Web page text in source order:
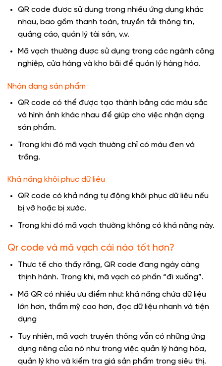
QR code được sử dụng trong nhiều ứng dụng khác
nhau, bao gồm thanh toán, truyền tải thông tin,
quảng cáo, quản lý tài sản, v.v.
Mã vạch thường được sử dụng trong các ngành công
nghiệp, cửa hàng và kho bãi để quản lý hàng hóa.
Nhận dạng sản phẩm
QR code có thể được tạo thành bằng các màu sắc
và hình ảnh khác nhau để giúp cho việc nhận dạng
sản phẩm.
Trong khi đó mã vạch thường chỉ có màu đen và
trắng.
Khả năng khôi phục dữ liệu
QR code có khả năng tự động khôi phục dữ liệu nếu
bị vỡ hoặc bị xước.
Trong khi đó mã vạch thường không có khả năng này.
Qr code và mã vạch cái nào tốt hơn?
Thực tế cho thấy rằng, QR code đang ngày càng
thịnh hành. Trong khi, mã vạch có phần “đi xuống”.
Mã QR có nhiều ưu điểm như: khả năng chứa dữ liệu
lớn hơn, thẩm mỹ cao hơn, đọc dữ liệu nhanh và tiện
dụng
Tuy nhiên, mã vạch truyền thống vẫn có những ứng
dụng riêng của nó như trong việc quản lý hàng hóa,
quản lý kho và kiểm tra giá sản phẩm trong siêu thị.